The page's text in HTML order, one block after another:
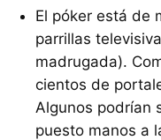
El póker está de
parrillas
madrugada).
cientos de
Algunos podrían
puesto manos a